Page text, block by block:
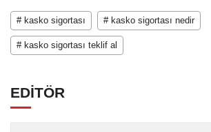
# kasko sigortası # kasko sigortası nedir
# kasko sigortası teklif al
EDİTÖR